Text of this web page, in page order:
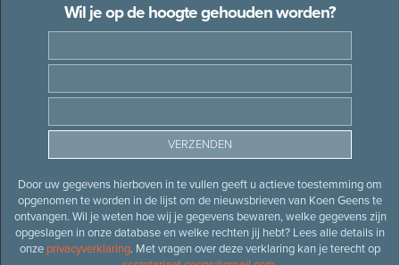
Wil je op de hoogte gehouden worden?
Door uw gegevens hierboven in te vullen geeft u actieve toestemming om
opgenomen te worden in de lijst om de nieuwsbrieven van Koen Geens te
ontvangen. Wil je weten hoe wij je gegevens bewaren, welke gegevens zijn
opgeslagen in onze database en welke rechten jij hebt? Lees alle details in
onze privacyverklaring. Met vragen over deze verklaring kan je terecht op